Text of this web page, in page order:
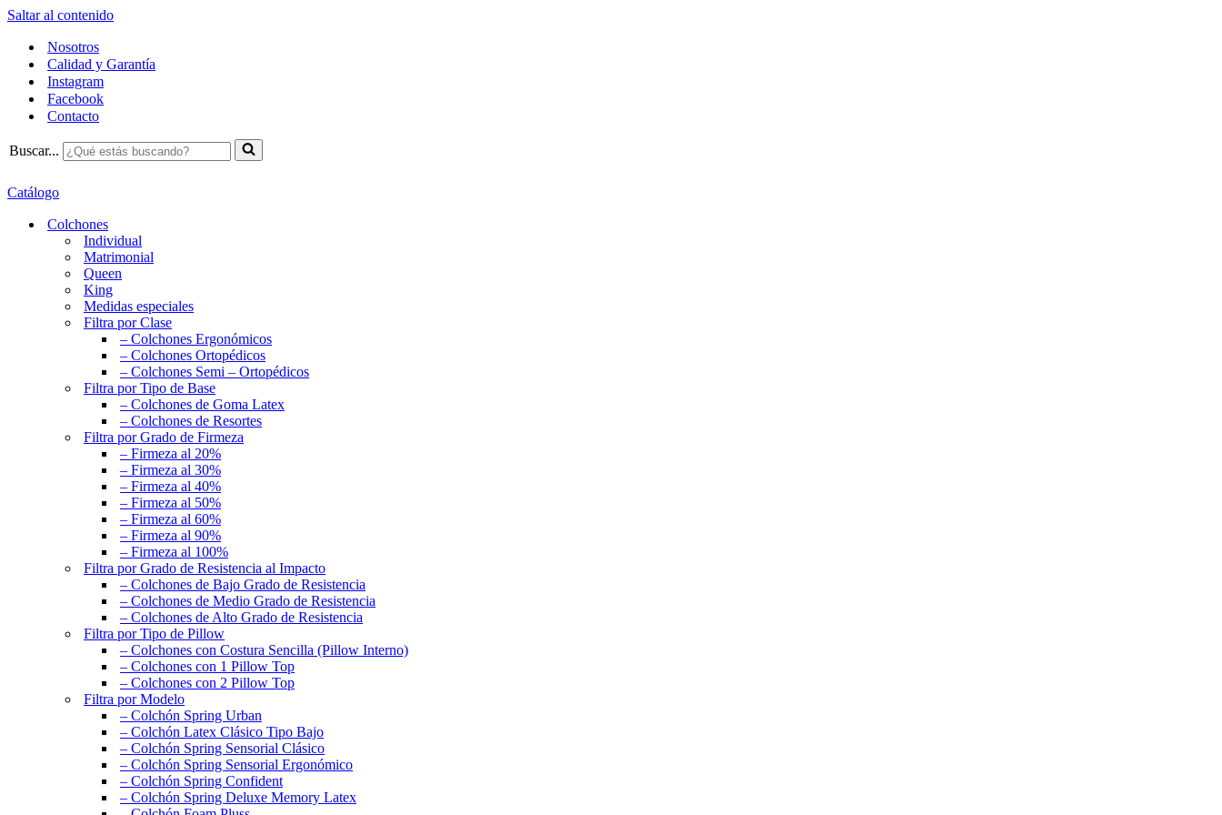
Saltar al contenido
Nosotros
Calidad y Garantía
Instagram
Facebook
Contacto
Buscar...
Catálogo
Colchones
Individual
Matrimonial
Queen
King
Medidas especiales
Filtra por Clase
– Colchones Ergonómicos
– Colchones Ortopédicos
– Colchones Semi – Ortopédicos
Filtra por Tipo de Base
– Colchones de Goma Latex
– Colchones de Resortes
Filtra por Grado de Firmeza
– Firmeza al 20%
– Firmeza al 30%
– Firmeza al 40%
– Firmeza al 50%
– Firmeza al 60%
– Firmeza al 90%
– Firmeza al 100%
Filtra por Grado de Resistencia al Impacto
– Colchones de Bajo Grado de Resistencia
– Colchones de Medio Grado de Resistencia
– Colchones de Alto Grado de Resistencia
Filtra por Tipo de Pillow
– Colchones con Costura Sencilla (Pillow Interno)
– Colchones con 1 Pillow Top
– Colchones con 2 Pillow Top
Filtra por Modelo
– Colchón Spring Urban
– Colchón Latex Clásico Tipo Bajo
– Colchón Spring Sensorial Clásico
– Colchón Spring Sensorial Ergonómico
– Colchón Spring Confident
– Colchón Spring Deluxe Memory Latex